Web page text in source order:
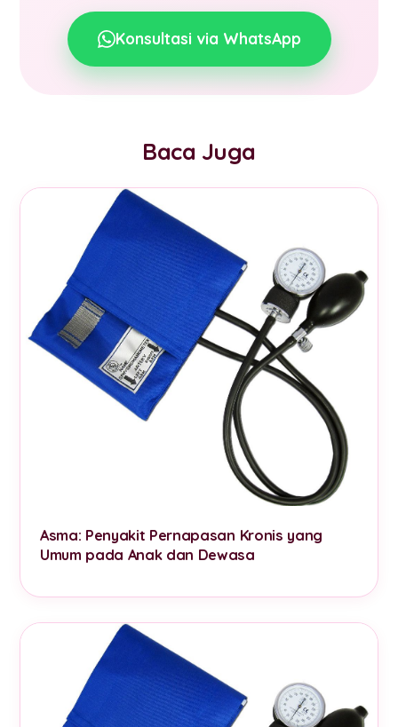
Konsultasi via WhatsApp
Baca Juga
Asma: Penyakit Pernapasan Kronis yang
Umum pada Anak dan Dewasa